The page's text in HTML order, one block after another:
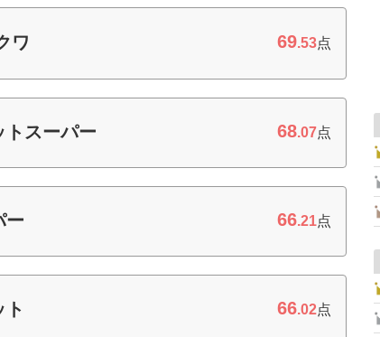
ワ 69.53点
トスーパー 68.07点
ー 66.21点
66.02点